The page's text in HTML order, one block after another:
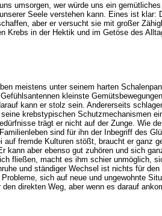
umsorgen, wer würde uns ein
Seele verstehen kann. Eines ist
aber er versucht sie mit großer
in der Hektik und im Getöse des
meistens unter seinem harten
kleinste
kann er stolz sein. Andererseits
krebstypischen Schutzmechanismen
trägt er nicht auf der Zunge. Wie
sind für ihn der Inbegriff des
fremde Kulturen stößt, braucht er ganz
kann aber ebenso gut zuhören und sich
fließen, macht es ihm schier unmöglich,
und ständiger Wechsel ist nichts für
sich auf neue und ungewohnte
direkten Weg, aber wenn es darauf